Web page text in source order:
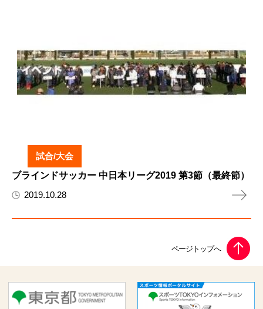
試合/大会
ブラインドサッカー 中日本リーグ2019 第3節（最終節）
2019.10.28